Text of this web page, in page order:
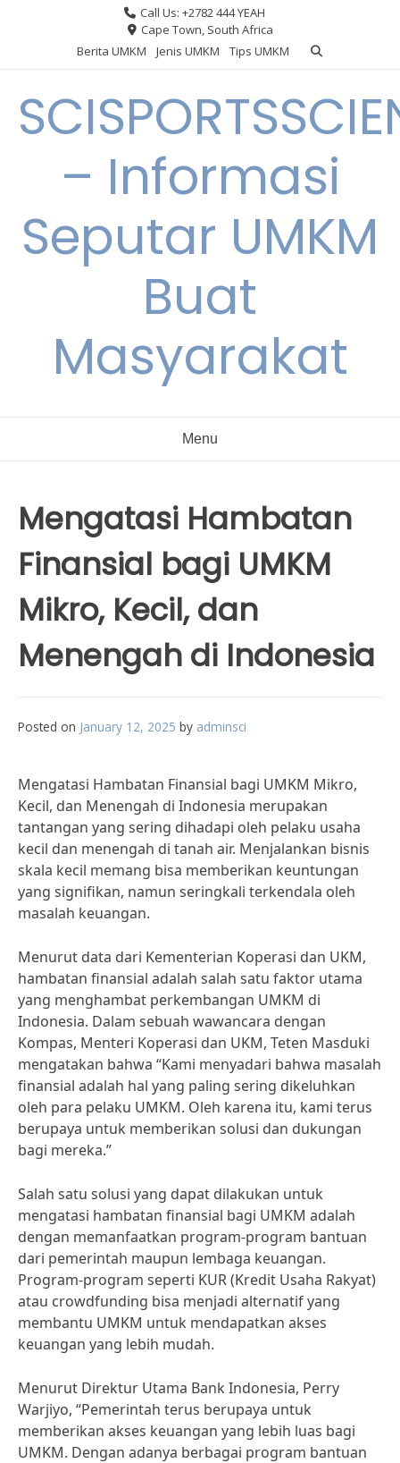
Call Us: +2782 444 YEAH
Cape Town, South Africa
Berita UMKM
Jenis UMKM Tips UMKM
– Informasi
Seputar UMKM
Buat
Masyarakat
Menu
Mengatasi Hambatan
Finansial bagi UMKM
Mikro, Kecil, dan
Menengah di Indonesia
Posted on January 12, 2025 by adminsci
Mengatasi Hambatan Finansial bagi UMKM Mikro,
Kecil, dan Menengah di Indonesia merupakan
tantangan yang sering dihadapi oleh pelaku usaha
kecil dan menengah di tanah air. Menjalankan bisnis
skala kecil memang bisa memberikan keuntungan
yang signifikan, namun seringkali terkendala oleh
masalah keuangan.
Menurut data dari Kementerian Koperasi dan UKM,
hambatan finansial adalah salah satu faktor utama
yang menghambat perkembangan UMKM di
Indonesia. Dalam sebuah wawancara dengan
Kompas, Menteri Koperasi dan UKM, Teten Masduki
mengatakan bahwa “Kami menyadari bahwa masalah
finansial adalah hal yang paling sering dikeluhkan
oleh para pelaku UMKM. Oleh karena itu, kami terus
berupaya untuk memberikan solusi dan dukungan
bagi mereka.”
Salah satu solusi yang dapat dilakukan untuk
mengatasi hambatan finansial bagi UMKM adalah
dengan memanfaatkan program-program bantuan
dari pemerintah maupun lembaga keuangan.
Program-program seperti KUR (Kredit Usaha Rakyat)
atau crowdfunding bisa menjadi alternatif yang
membantu UMKM untuk mendapatkan akses
keuangan yang lebih mudah.
Menurut Direktur Utama Bank Indonesia, Perry
Warjiyo, “Pemerintah terus berupaya untuk
memberikan akses keuangan yang lebih luas bagi
UMKM. Dengan adanya berbagai program bantuan